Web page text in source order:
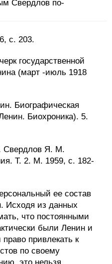
Свердлов по-
с. 203.
государственной
(март -июль 1918
Биографическая
Биохроника). 5.
Свердлов Я. М.
Т. 2. М. 1959, с. 182-
ее состав
Исходя из данных
что постоянными
были Ленин и
привлекать к
по своему